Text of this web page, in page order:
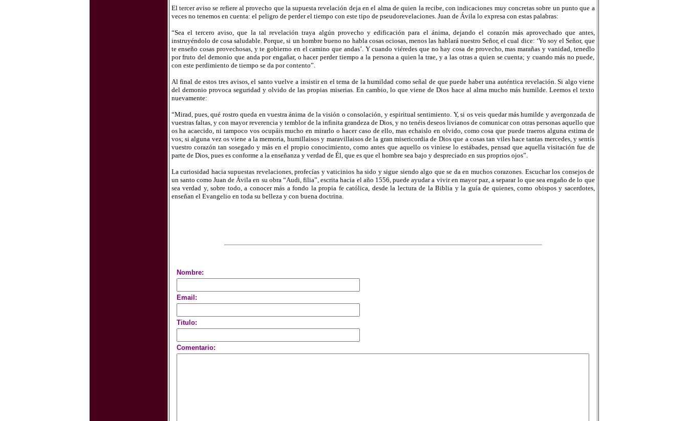
El tercer aviso se refiere al provecho que la supuesta revelación deja en el alma de quien la recibe, con indicaciones muy concretas sobre un punto que a
veces no tenemos en cuenta: el peligro de perder el tiempo con este tipo de pseudorevelaciones. Juan de Ávila lo expresa con estas palabras:
“Sea el tercero aviso, que la tal revelación traya algún provecho y edificación para el ánima, dejando el corazón más aprovechado que antes,
instruyéndolo de cosa saludable. Porque, si un hombre bueno no habla cosas ociosas, menos las hablará nuestro Señor, el cual dice: ‘Yo soy el Señor, que
te enseño cosas provechosas, y te gobierno en el camino que andas’. Y cuando viéredes que no hay cosa de provecho, mas marañas y vanidad, tenedlo
por fruto del demonio que anda por engañar, o hacer perder tiempo a la persona a quien la trae, y a las otras a quien se cuenta; y cuando más no puede,
con este perdimiento de tiempo se da por contento”.
Al final de estos tres avisos, el santo vuelve a insistir en el tema de la humildad como señal de que puede haber una auténtica revelación. Si algo viene
del demonio provoca seguridad y olvido de las propias miserias. En cambio, lo que viene de Dios hace al alma mucho más humilde. Leemos el texto
nuevamente:
“Mirad, pues, qué rostro queda en vuestra ánima de la visión o consolación, y espiritual sentimiento. Y, si os veis quedar más humilde y avergonzada de
vuestras faltas, y con mayor reverencia y temblor de la infinita grandeza de Dios, y no tenéis deseos livianos de comunicar con otras personas aquello que
os ha acaecido, ni tampoco vos ocupáis mucho en mirarlo o hacer caso de ello, mas echaislo en olvido, como cosa que puede traeros alguna estima de
vos; si alguna vez os viene a la memoria, humillaisos y maravillaisos de la gran misericordia de Dios que a cosas tan viles hace tantas mercedes, y sentís
vuestro corazón tan sosegado y más en el propio conocimiento, como antes que aquello os viniese lo estábades, pensad que aquella visitación fue de
parte de Dios, pues es conforme a la enseñanza y verdad de Él, que es que el hombre sea bajo y despreciado en sus proprios ojos”.
La curiosidad hacia supuestas revelaciones, profecías y vaticinios ha sido y sigue siendo algo que se da en muchos corazones. Escuchar los consejos de
un santo como Juan de Ávila en su obra “Audi, filia”, escrita hacia el año 1556, puede ayudar a vivir en mayor paz, a separar lo que sea engaño de lo que
sea verdad y, sobre todo, a conocer más a fondo la propia fe católica, desde la lectura de la Biblia y la guía de quienes, como obispos y sacerdotes,
enseñan el Evangelio en toda su belleza y con buena doctrina.
Nombre:
Email:
Titulo:
Comentario: